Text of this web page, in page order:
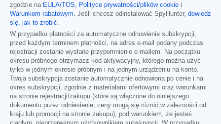
zgodzie na EULA/TOS, Polityce prywatności/plików cookie i
Warunkom rabatowym. Jeśli chcesz odinstalować SpyHunter, dowiedz
się, jak to zrobić.
W przypadku płatności za automatyczne odnowienie subskrypcji,
przed każdym terminem płatności, na adres e-mail podany podczas
rejestracji zostanie wysłane przypomnienie e-mailem. Na początku
okresu próbnego otrzymasz kod aktywacyjny, którego można użyć
tylko w jednym okresie próbnym i na jednym urządzeniu na konto.
Twoja subskrypcja zostanie automatycznie odnowiona po cenie i na
okres subskrypcji, zgodnie z materiałami ofertowymi oraz warunkami
na stronie rejestracji/zakupu (które są włączone do niniejszego
dokumentu przez odniesienie; ceny mogą się różnić w zależności od
kraju lub promocji na stronie zakupu), pod warunkiem, że jesteś